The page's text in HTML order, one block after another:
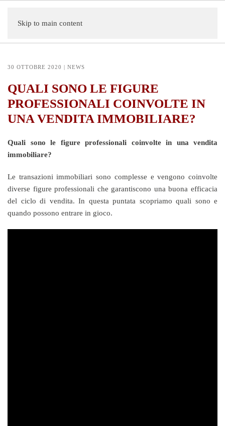
Skip to main content
30 OTTOBRE 2020 | NEWS
QUALI SONO LE FIGURE
PROFESSIONALI COINVOLTE IN
UNA VENDITA IMMOBILIARE?
Quali sono le figure professionali coinvolte in una vendita
immobiliare?
Le transazioni immobiliari sono complesse e vengono coinvolte
diverse figure professionali che garantiscono una buona efficacia
del ciclo di vendita. In questa puntata scopriamo quali sono e
quando possono entrare in gioco.